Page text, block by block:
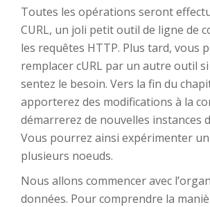
Toutes les opérations seront
CURL, un joli petit outil de ligne de
les requêtes HTTP. Plus tard, vous
remplacer cURL par un autre outil
sentez le besoin. Vers la fin du
apporterez des modifications à la
démarrerez de nouvelles instances
Vous pourrez ainsi expérimenter
plusieurs noeuds.
Nous allons commencer avec
données. Pour comprendre la